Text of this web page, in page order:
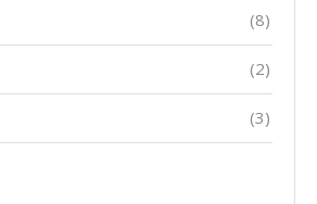
(8)
(2)
(3)